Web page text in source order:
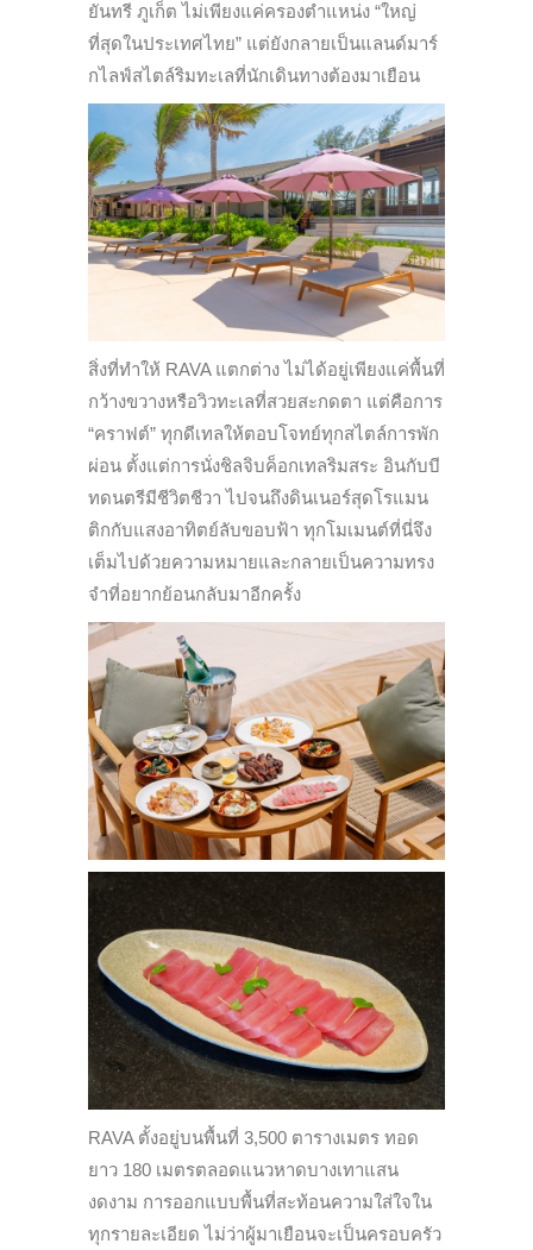
ยันทรี ภูเก็ต ไม่เพียงแค่ครองตำแหน่ง “ใหญ่
ที่สุดในประเทศไทย” แต่ยังกลายเป็นแลนด์มาร์
กไลฟ์สไตล์ริมทะเลที่นักเดินทางต้องมาเยือน
สิ่งที่ทำให้ RAVA แตกต่าง ไม่ได้อยู่เพียงแค่พื้นที่
กว้างขวางหรือวิวทะเลที่สวยสะกดตา แต่คือการ
“คราฟต์” ทุกดีเทลให้ตอบโจทย์ทุกสไตล์การพัก
ผ่อน ตั้งแต่การนั่งชิลจิบค็อกเทลริมสระ อินกับบี
ทดนตรีมีชีวิตชีวา ไปจนถึงดินเนอร์สุดโรแมน
ติกกับแสงอาทิตย์ลับขอบฟ้า ทุกโมเมนต์ที่นี่จึง
เต็มไปด้วยความหมายและกลายเป็นความทรง
จำที่อยากย้อนกลับมาอีกครั้ง
RAVA ตั้งอยู่บนพื้นที่ 3,500 ตารางเมตร ทอด
ยาว 180 เมตรตลอดแนวหาดบางเทาแสน
งดงาม การออกแบบพื้นที่สะท้อนความใส่ใจใน
ทุกรายละเอียด ไม่ว่าผู้มาเยือนจะเป็นครอบครัว